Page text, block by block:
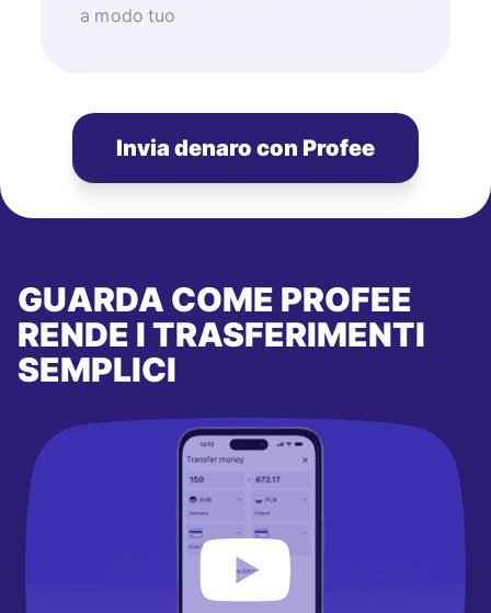
a modo tuo
Invia denaro con Profee
GUARDA COME PROFEE
RENDE I TRASFERIMENTI
SEMPLICI